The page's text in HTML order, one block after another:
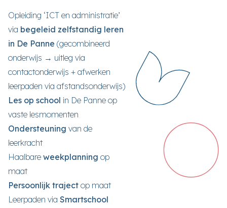
Opleiding ‘ICT en administratie’
via begeleid zelfstandig leren
in De Panne (gecombineerd
onderwijs → uitleg via
contactonderwijs + afwerken
leerpaden via afstandsonderwijs)
Les op school in De Panne op
vaste lesmomenten
Ondersteuning van de
leerkracht
Haalbare weekplanning op
maat
Persoonlijk traject op maat
Leerpaden via Smartschool